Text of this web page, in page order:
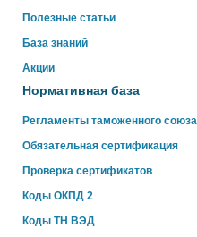
Полезные статьи
База знаний
Акции
Нормативная база
Регламенты таможенного союза
Обязательная сертификация
Проверка сертификатов
Коды ОКПД 2
Коды ТН ВЭД